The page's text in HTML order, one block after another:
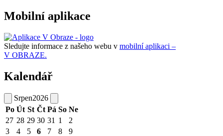
Mobilní aplikace
Sledujte informace z našeho webu v mobilní aplikaci –
V OBRAZE.
Kalendář
Srpen2026
Po Út St Čt Pá So Ne
27 28 29 30 31 1
2
3
4 5 6 7 8
9